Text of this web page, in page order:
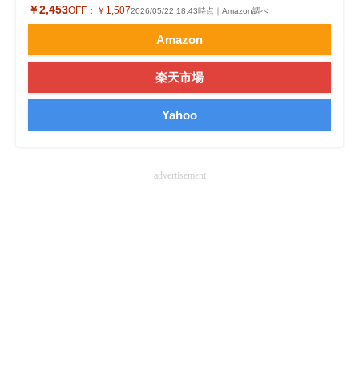
￥2,453OFF： ￥1,5072026/05/22 18:43時点｜Amazon調べ
Amazon
楽天市場
Yahoo
advertisement